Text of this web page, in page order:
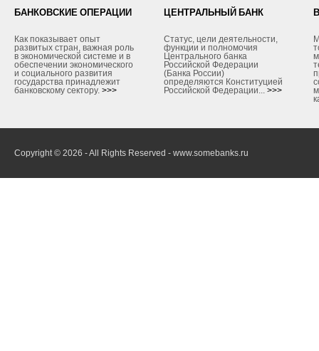
БАНКОВСКИЕ ОПЕРАЦИИ
Как показывает опыт
развитых стран, важная роль
в экономической системе и в
обеспечении экономического
и социального развития
государства принадлежит
банковскому сектору. >>>
ЦЕНТРАЛЬНЫЙ БАНК
Статус, цели деятельности,
функции и полномочия
Центрального банка
Российской Федерации
(Банка России)
определяются Конституцией
Российской Федерации... >>>
Copyright © 2026 - All Rights Reserved - www.somebanks.ru